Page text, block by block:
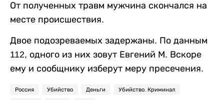
От полученных травм мужчина скончался на
месте происшествия.
Двое подозреваемых задержаны. По данным
112, одного из них зовут Евгений М. Вскоре
ему и сообщнику изберут меру пресечения.
Россия Убийство Деньги Убийство. Криминал